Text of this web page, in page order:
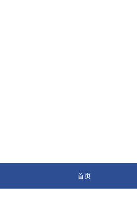
首页